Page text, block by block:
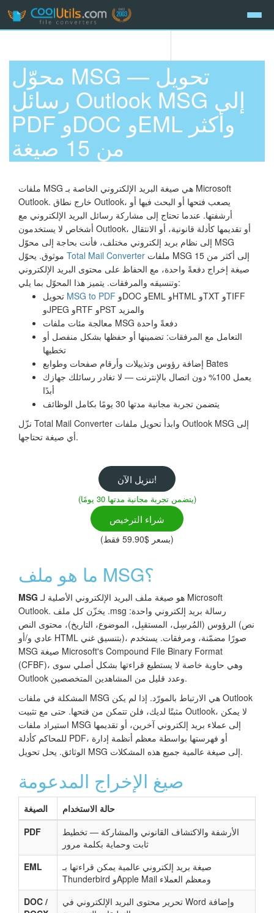
محوّل MSG — تحويل
رسائل Outlook MSG إلى
PDF وDOC وEML وأكثر
من 15 صيغة
ملفات MSG هي صيغة البريد الإلكتروني الخاصة بـ Microsoft
Outlook. خارج نطاق Outlook، يصعب فتحها أو البحث فيها أو
أرشفتها. عندما تحتاج إلى مشاركة رسائل البريد الإلكتروني مع
أشخاص لا يستخدمون Outlook، أو تقديمها كأدلة قانونية، أو الانتقال
إلى نظام بريد إلكتروني مختلف، فأنت بحاجة إلى محوّل MSG
Total Mail Converter
صيغة إخراج دفعةً واحدة، مع الحفاظ على محتوى البريد الإلكتروني
وتنسيقه والمرفقات. يتميز هذا المحوّل بما يلي:
MSG to PDF
وJPEG وRTF وPST والمزيد
معالجة مئات ملفات MSG دفعةً واحدة
التعامل مع المرفقات: تضمينها أو حفظها بشكل منفصل أو
تخطيها
إضافة رؤوس وتذييلات وأرقام صفحات وطوابع Bates
يعمل 100% دون اتصال بالإنترنت — لا تغادر رسائلك جهازك
أبدًا
يتضمن تجربة مجانية مدتها 30 يومًا بكامل الوظائف
نزّل Total Mail Converter وابدأ تحويل ملفات Outlook MSG إلى
أي صيغة تحتاجها.
تنزيل الآن!
(يتضمن تجربة مجانية مدتها 30 يومًا)
شراء الترخيص
(بسعر $59.90 فقط)
ما هو ملف MSG؟
MSG هو صيغة ملف البريد الإلكتروني الأصلية لـ Microsoft
Outlook. يخزّن كل ملف .msg رسالة بريد إلكتروني واحدة:
الرؤوس (المُرسِل، المستقبِل، الموضوع، التاريخ)، محتوى النص (نص
عادي و/أو HTML بتنسيق غني)، صورًا مضمّنة، ومرفقات. يستخدم
MSG صيغة Microsoft's Compound File Binary Format
(CFBF)، وهي حاوية خاصة لا يستطيع قراءتها بشكل أصلي سوى
Outlook وعدد قليل من المشاهدين المتخصصين.
المشكلة في ملفات MSG هي الارتباط بالمورّد. إذا لم يكن Outlook
مثبتًا لديك، فلن تتمكن من فتحها. حتى مع تثبيت Outlook، لا يمكن
استيراد ملفات MSG إلى عملاء بريد إلكتروني آخرين، أو تقديمها
للمحاكم كأدلة PDF، أو فهرستها بواسطة معظم أنظمة إدارة
الوثائق. يحل تحويل MSG إلى صيغة عالمية جميع هذه المشكلات.
صيغ الإخراج المدعومة
الصيغة
حالة الاستخدام
PDF
الأرشفة والاكتشاف القانوني والمشاركة — تخطيط
ثابت وحماية بكلمة مرور
EML
صيغة بريد إلكتروني عالمية يمكن قراءتها بـ
Thunderbird وApple Mail ومعظم العملاء
DOC /
تحرير محتوى البريد الإلكتروني في Word وإضافة